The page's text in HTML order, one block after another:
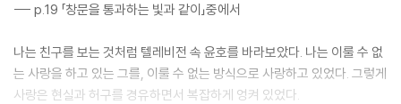
--- p.19 「창문을 통과하는 빛과 같이」중에서
나는 친구를 보는 것처럼 텔레비전 속 윤호를 바라보았다. 나는 이룰 수 없
는 사랑을 하고 있는 그를, 이룰 수 없는 방식으로 사랑하고 있었다. 그렇게
사랑은 현실과 허구를 경유하면서 복잡하게 엉켜 있었다.